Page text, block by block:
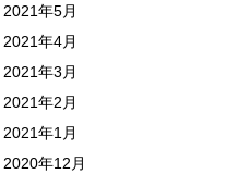
2021年5月
2021年4月
2021年3月
2021年2月
2021年1月
2020年12月